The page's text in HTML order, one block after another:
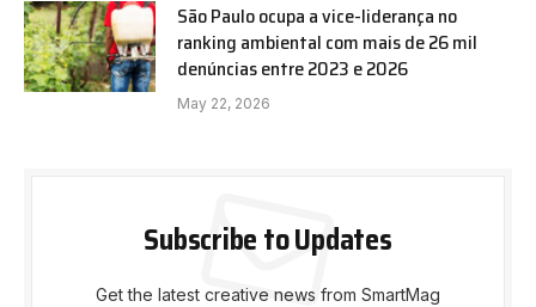
São Paulo ocupa a vice-liderança no
ranking ambiental com mais de 26 mil
denúncias entre 2023 e 2026
May 22, 2026
Subscribe to Updates
Get the latest creative news from SmartMag